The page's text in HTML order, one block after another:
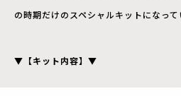
の時期だけのスペシャルキットになって
▼【キット内容】▼